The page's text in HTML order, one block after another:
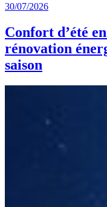
30/07/2026
Confort d’été
rénovation
saison